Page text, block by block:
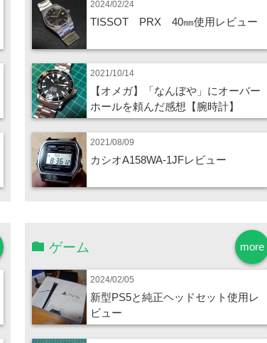
2024/02/24
TISSOT PRX 40㎜使用レビュー
2021/10/14
【オメガ】「なんぼや」にオーバー
ホールを頼んだ感想【腕時計】
2021/08/09
カシオA158WA-1JFレビュー
more
ゲーム
2024/02/05
新型PS5と純正ヘッドセット使用レ
ビュー